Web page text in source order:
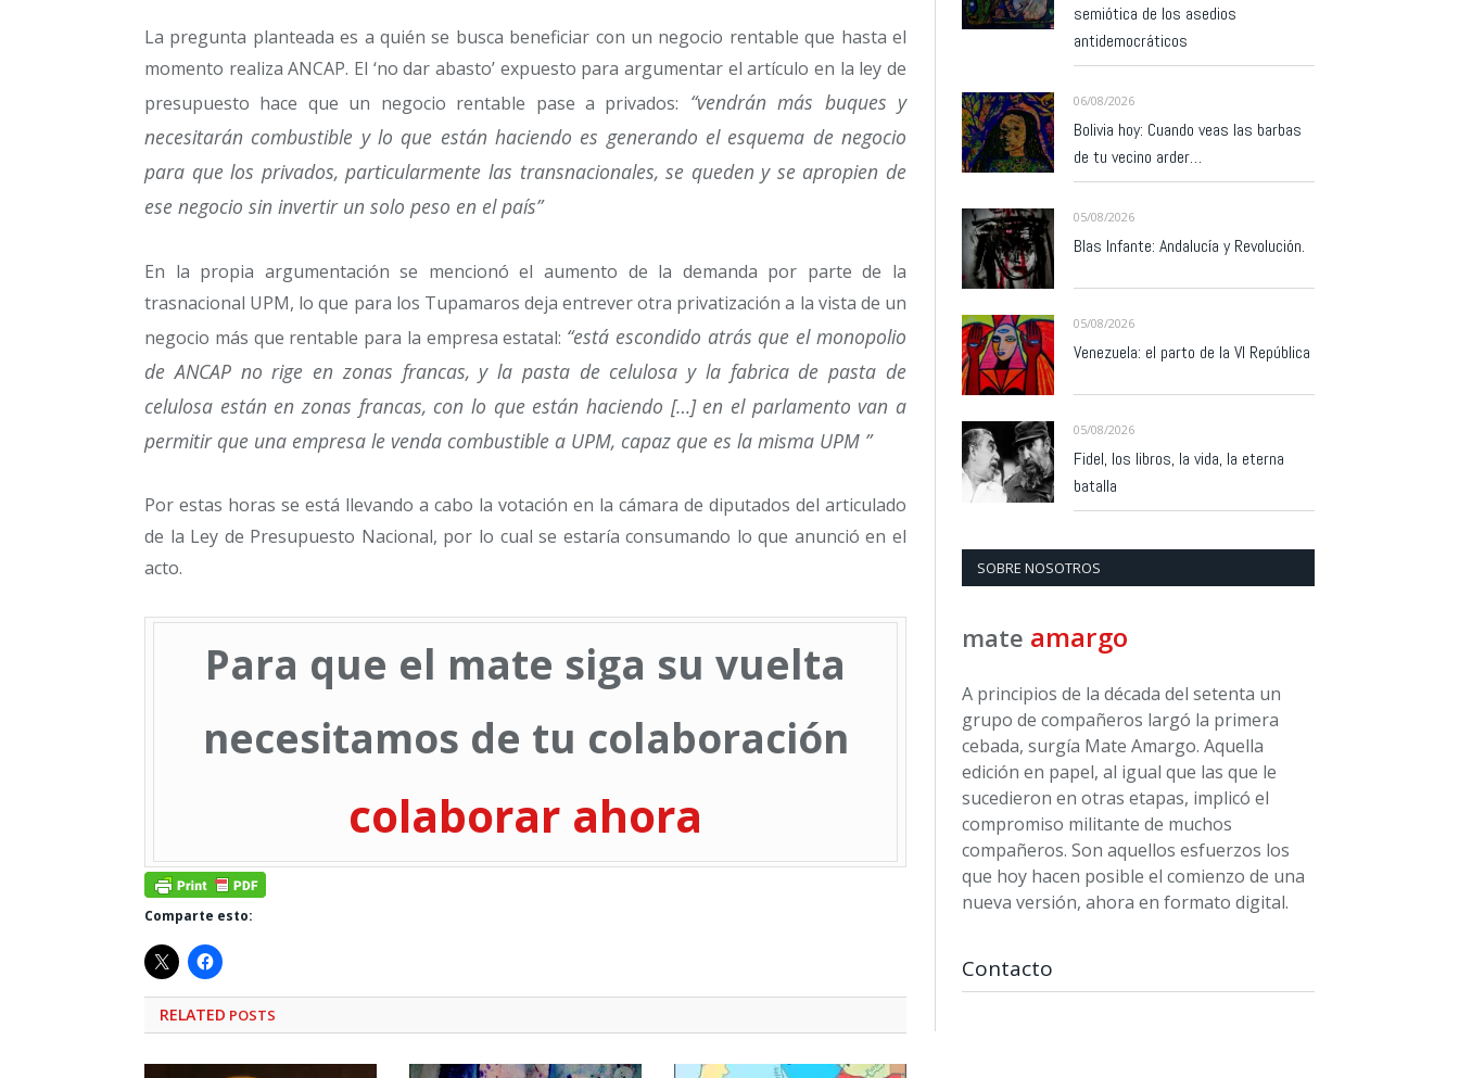
La pregunta planteada es a quién se busca beneficiar con un negocio rentable que hasta el
momento realiza ANCAP. El ‘no dar abasto’ expuesto para argumentar el artículo en la ley de
presupuesto hace que un negocio rentable pase a privados: “vendrán más buques y
necesitarán combustible y lo que están haciendo es generando el esquema de negocio
para que los privados, particularmente las transnacionales, se queden y se apropien de
ese negocio sin invertir un solo peso en el país”
En la propia argumentación se mencionó el aumento de la demanda por parte de la
trasnacional UPM, lo que para los Tupamaros deja entrever otra privatización a la vista de un
negocio más que rentable para la empresa estatal: “está escondido atrás que el monopolio
de ANCAP no rige en zonas francas, y la pasta de celulosa y la fabrica de pasta de
celulosa están en zonas francas, con lo que están haciendo […] en el parlamento van a
permitir que una empresa le venda combustible a UPM, capaz que es la misma UPM ”
Por estas horas se está llevando a cabo la votación en la cámara de diputados del articulado
de la Ley de Presupuesto Nacional, por lo cual se estaría consumando lo que anunció en el
acto.
Para que el mate siga su vuelta
necesitamos de tu colaboración
colaborar ahora
Comparte esto:
RELATED POSTS
semiótica de los asedios
antidemocráticos
06/08/2026
Bolivia hoy: Cuando veas las barbas
de tu vecino arder…
05/08/2026
Blas Infante: Andalucía y Revolución.
05/08/2026
Venezuela: el parto de la VI República
05/08/2026
Fidel, los libros, la vida, la eterna
batalla
SOBRE NOSOTROS
mate amargo
A principios de la década del setenta un
grupo de compañeros largó la primera
cebada, surgía Mate Amargo. Aquella
edición en papel, al igual que las que le
sucedieron en otras etapas, implicó el
compromiso militante de muchos
compañeros. Son aquellos esfuerzos los
que hoy hacen posible el comienzo de una
nueva versión, ahora en formato digital.
Contacto